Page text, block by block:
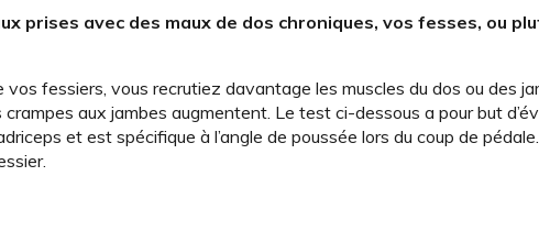
prises avec des maux de dos chroniques, vos fesses, ou
vos fessiers, vous recrutiez davantage les muscles du dos ou des
aux jambes augmentent. Le test ci-dessous a pour but
et est spécifique à l’angle de poussée lors du coup de pédale.